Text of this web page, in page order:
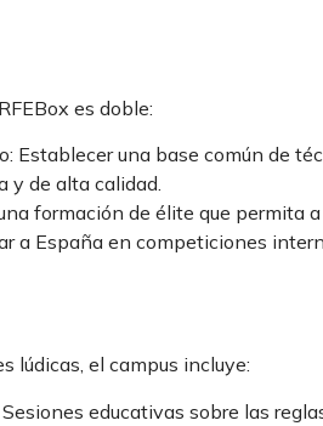
es doble:
Establecer una base común de
y de alta calidad.
formación de élite que permita
a España en competiciones
lúdicas, el campus incluye:
educativas sobre las